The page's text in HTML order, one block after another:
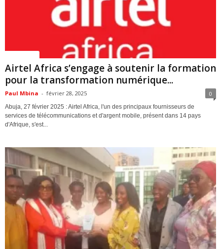
Airtel Africa s’engage à soutenir la formation
pour la transformation numérique...
Paul Mbina - février 28, 2025 0
Abuja, 27 février 2025 : Airtel Africa, l'un des principaux fournisseurs de
services de télécommunications et d'argent mobile, présent dans 14 pays
d'Afrique, s'est...